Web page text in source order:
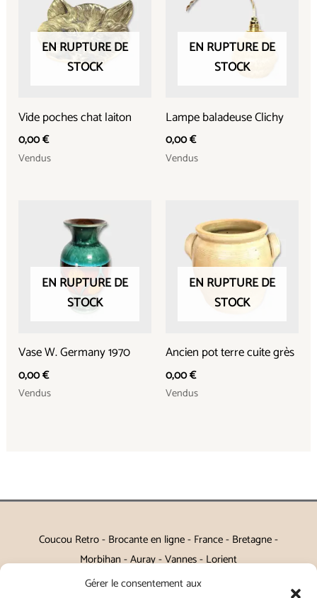
Gérer le consentement aux
EN RUPTURE DE
STOCK
Vide poches chat laiton
0,00€
Vendus
EN RUPTURE DE
STOCK
Lampe baladeuse Clichy
0,00€
Vendus
EN RUPTURE DE
STOCK
Vase W. Germany 1970
0,00€
Vendus
EN RUPTURE DE
STOCK
Ancien pot terre cuite grès
0,00€
Vendus
Coucou Retro - Brocante en ligne - France - Bretagne -
Morbihan - Auray - Vannes - Lorient